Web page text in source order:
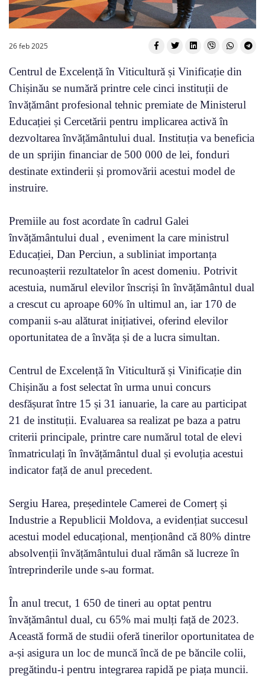
26 feb 2025
Centrul de Excelență în Viticultură și Vinificație din
Chișinău se numără printre cele cinci instituții de
învățământ profesional tehnic premiate de Ministerul
Educației și Cercetării pentru implicarea activă în
dezvoltarea învățământului dual. Instituția va beneficia
de un sprijin financiar de 500 000 de lei, fonduri
destinate extinderii și promovării acestui model de
instruire.
Premiile au fost acordate în cadrul Galei
învățământului dual , eveniment la care ministrul
Educației, Dan Perciun, a subliniat importanța
recunoașterii rezultatelor în acest domeniu. Potrivit
acestuia, numărul elevilor înscriși în învățământul dual
a crescut cu aproape 60% în ultimul an, iar 170 de
companii s-au alăturat inițiativei, oferind elevilor
oportunitatea de a învăța și de a lucra simultan.
Centrul de Excelență în Viticultură și Vinificație din
Chișinău a fost selectat în urma unui concurs
desfășurat între 15 și 31 ianuarie, la care au participat
21 de instituții. Evaluarea sa realizat pe baza a patru
criterii principale, printre care numărul total de elevi
înmatriculați în învățământul dual și evoluția acestui
indicator față de anul precedent.
Sergiu Harea, președintele Camerei de Comerț și
Industrie a Republicii Moldova, a evidențiat succesul
acestui model educațional, menționând că 80% dintre
absolvenții învățământului dual rămân să lucreze în
întreprinderile unde s-au format.
În anul trecut, 1 650 de tineri au optat pentru
învățământul dual, cu 65% mai mulți față de 2023.
Această formă de studii oferă tinerilor oportunitatea de
a-și asigura un loc de muncă încă de pe băncile colii,
pregătindu-i pentru integrarea rapidă pe piața muncii.